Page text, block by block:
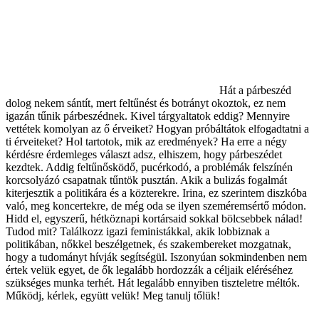
Hát a párbeszéd
dolog nekem sántít, mert feltűnést és botrányt okoztok, ez nem
igazán tűnik párbeszédnek. Kivel tárgyaltatok eddig? Mennyire
vettétek komolyan az ő érveiket? Hogyan próbáltátok elfogadtatni a
ti érveiteket? Hol tartotok, mik az eredmények? Ha erre a négy
kérdésre érdemleges választ adsz, elhiszem, hogy párbeszédet
kezdtek. Addig feltűnősködő, pucérkodó, a problémák felszínén
korcsolyázó csapatnak tűntök pusztán. Akik a bulizás fogalmát
kiterjesztik a politikára és a közterekre. Irina, ez szerintem diszkóba
való, meg koncertekre, de még oda se ilyen szeméremsértő módon.
Hidd el, egyszerű, hétköznapi kortársaid sokkal bölcsebbek nálad!
Tudod mit? Találkozz igazi feministákkal, akik lobbiznak a
politikában, nőkkel beszélgetnek, és szakembereket mozgatnak,
hogy a tudományt hívják segítségül. Iszonyúan sokmindenben nem
értek velük egyet, de ők legalább hordozzák a céljaik eléréséhez
szükséges munka terhét. Hát legalább ennyiben tiszteletre méltók.
Működj, kérlek, együtt velük! Meg tanulj tőlük!